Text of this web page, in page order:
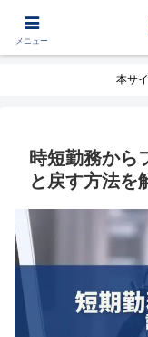
本サ
時短勤務から
と戻す方法を
メニュー